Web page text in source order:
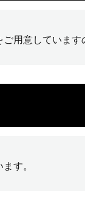
用意しています
す。